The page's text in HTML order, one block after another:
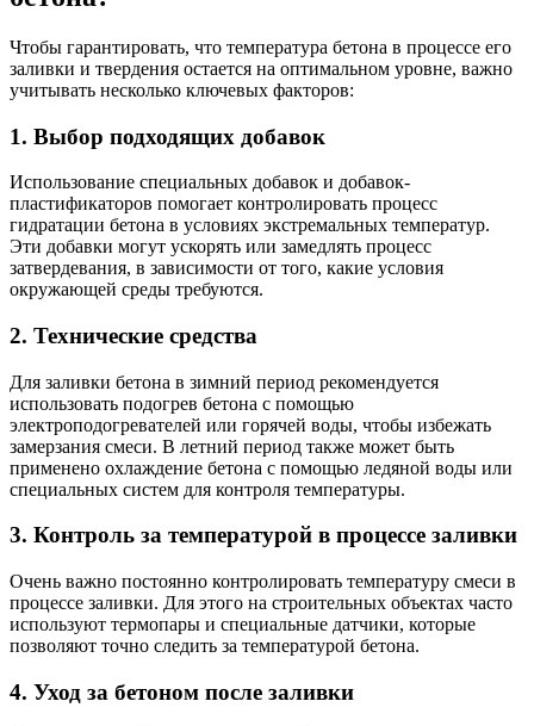
Чтобы гарантировать, что температура бетона в процессе его
заливки и твердения остается на оптимальном уровне, важно
учитывать несколько ключевых факторов:
1. Выбор подходящих добавок
Использование специальных добавок и добавок-
пластификаторов помогает контролировать процесс
гидратации бетона в условиях экстремальных температур.
Эти добавки могут ускорять или замедлять процесс
затвердевания, в зависимости от того, какие условия
окружающей среды требуются.
2. Технические средства
Для заливки бетона в зимний период рекомендуется
использовать подогрев бетона с помощью
электроподогревателей или горячей воды, чтобы избежать
замерзания смеси. В летний период также может быть
применено охлаждение бетона с помощью ледяной воды или
специальных систем для контроля температуры.
3. Контроль за температурой в процессе заливки
Очень важно постоянно контролировать температуру смеси в
процессе заливки. Для этого на строительных объектах часто
используют термопары и специальные датчики, которые
позволяют точно следить за температурой бетона.
4. Уход за бетоном после заливки